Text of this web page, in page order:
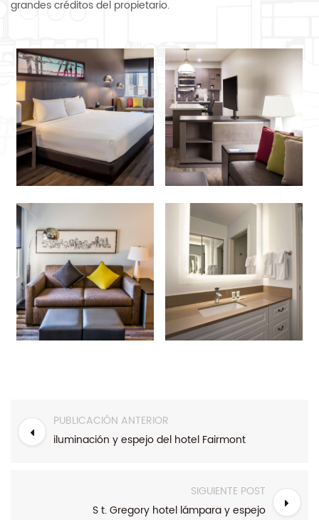
grandes créditos del propietario.
PUBLICACIÓN ANTERIOR
iluminación y espejo del hotel Fairmont
SIGUIENTE POST
S t. Gregory hotel lámpara y espejo